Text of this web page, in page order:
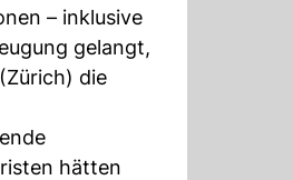
– inklusive
gelangt,
die
hätten